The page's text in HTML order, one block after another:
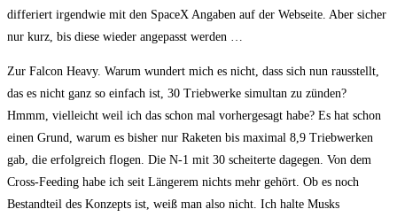
differiert irgendwie mit den SpaceX Angaben auf der Webseite. Aber sicher
nur kurz, bis diese wieder angepasst werden …
Zur Falcon Heavy. Warum wundert mich es nicht, dass sich nun rausstellt,
das es nicht ganz so einfach ist, 30 Triebwerke simultan zu zünden?
Hmmm, vielleicht weil ich das schon mal vorhergesagt habe? Es hat schon
einen Grund, warum es bisher nur Raketen bis maximal 8,9 Triebwerken
gab, die erfolgreich flogen. Die N-1 mit 30 scheiterte dagegen. Von dem
Cross-Feeding habe ich seit Längerem nichts mehr gehört. Ob es noch
Bestandteil des Konzepts ist, weiß man also nicht. Ich halte Musks